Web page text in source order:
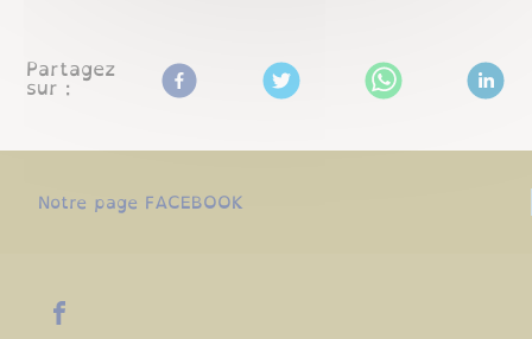
Partagez
sur :
Notre page FACEBOOK